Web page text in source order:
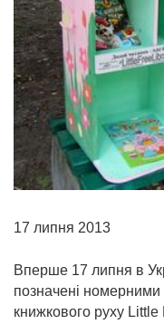
17 липня 2013
Вперше 17 липня в
позначені
книжкового руху